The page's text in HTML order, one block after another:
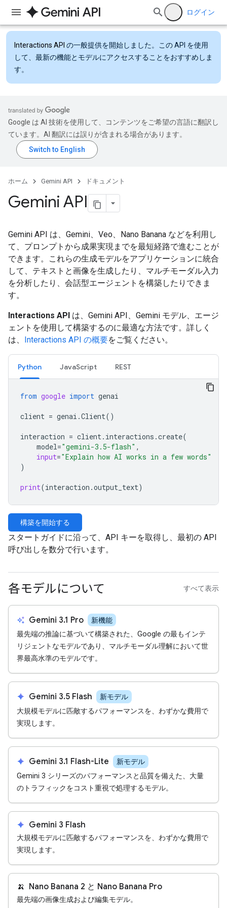
ログイン
Interactions API の一般提供を開始しました。この API を使用
して、最新の機能とモデルにアクセスすることをおすすめしま
す。
Google は AI 技術を使用して、コンテンツをご希望の言語に翻訳し
ています。AI 翻訳には誤りが含まれる場合があります。
ホーム Gemini API ドキュメント
Gemini API
Gemini API は、Gemini、Veo、Nano Banana などを利用し
て、プロンプトから成果実現までを最短経路で進むことが
できます。これらの生成モデルをアプリケーションに統合
して、テキストと画像を生成したり、マルチモーダル入力
を分析したり、会話型エージェントを構築したりできま
す。
Interactions API は、Gemini API、Gemini モデル、エージ
ェントを使用して構築するのに最適な方法です。詳しく
は、 Interactions API の概要をご覧ください。
Python JavaScript REST
from google import genai
client = genai .Client()
interaction = client. interactions .create(
model="gemini-3.5-flash" ,
input="Explain how AI works in a few words"
)
print(interaction .output_text)
構築を開始する
スタートガイドに沿って、API キーを取得し、最初の API
呼び出しを数分で行います。
各モデルについて すべて表示
auto_awesome Gemini 3.1 Pro 新機能
最先端の推論に基づいて構築された、Google の最もインテ
リジェントなモデルであり、マルチモーダル理解において世
界最高水準のモデルです。
spark Gemini 3.5 Flash 新モデル
大規模モデルに匹敵するパフォーマンスを、わずかな費用で
実現します。
spark Gemini 3.1 Flash-Lite 新モデル
Gemini 3 シリーズのパフォーマンスと品質を備えた、大量
のトラフィックをコスト重視で処理するモデル。
spark Gemini 3 Flash
大規模モデルに匹敵するパフォーマンスを、わずかな費用で
実現します。
🍌 Nano Banana 2 と Nano Banana Pro
最先端の画像生成および編集モデル。